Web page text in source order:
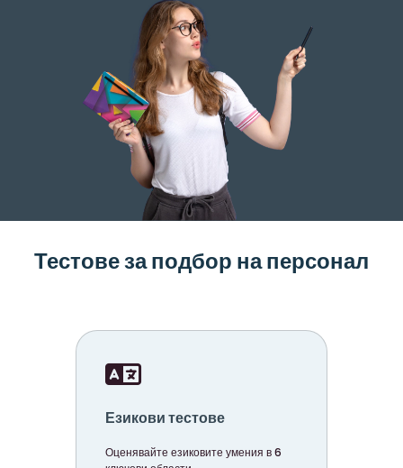
Тестове за подбор на персонал
Езикови тестове
Оценявайте езиковите умения в 6